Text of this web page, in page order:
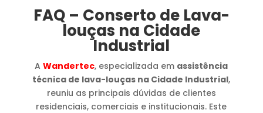
FAQ – Conserto de Lava-
louças na Cidade
Industrial
AWandertec, especializada em assistência
técnica de lava-louças na Cidade Industrial,
reuniu as principais dúvidas de clientes
residenciais, comerciais e institucionais. Este